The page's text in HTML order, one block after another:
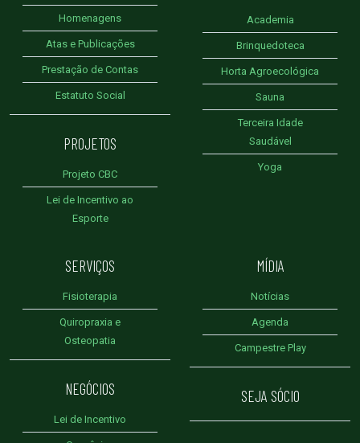
Homenagens
Atas e Publicações
Prestação de Contas
Estatuto Social
PROJETOS
Projeto CBC
Lei de Incentivo ao
Esporte
Academia
Brinquedoteca
Horta Agroecológica
Sauna
Terceira Idade
Saudável
Yoga
SERVIÇOS
Fisioterapia
Quiropraxia e
Osteopatia
NEGÓCIOS
Lei de Incentivo
MÍDIA
Notícias
Agenda
Campestre Play
SEJA SÓCIO